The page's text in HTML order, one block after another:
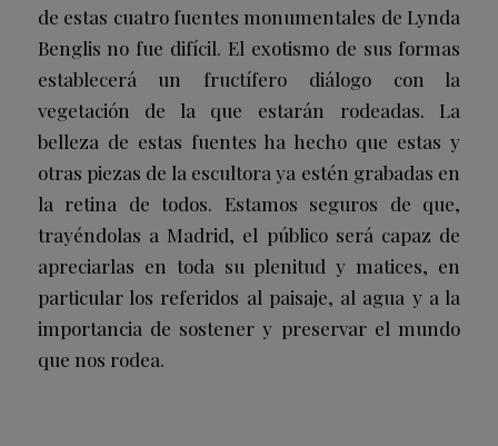
de estas cuatro fuentes monumentales de Lynda
Benglis no fue difícil. El exotismo de sus formas
establecerá un fructífero diálogo con la
vegetación de la que estarán rodeadas. La
belleza de estas fuentes ha hecho que estas y
otras piezas de la escultora ya estén grabadas en
la retina de todos. Estamos seguros de que,
trayéndolas a Madrid, el público será capaz de
apreciarlas en toda su plenitud y matices, en
particular los referidos al paisaje, al agua y a la
importancia de sostener y preservar el mundo
que nos rodea.